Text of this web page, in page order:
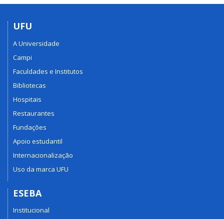
UFU
A Universidade
Campi
Faculdades e Institutos
Bibliotecas
Hospitais
Restaurantes
Fundações
Apoio estudantil
Internacionalização
Uso da marca UFU
ESEBA
Institucional